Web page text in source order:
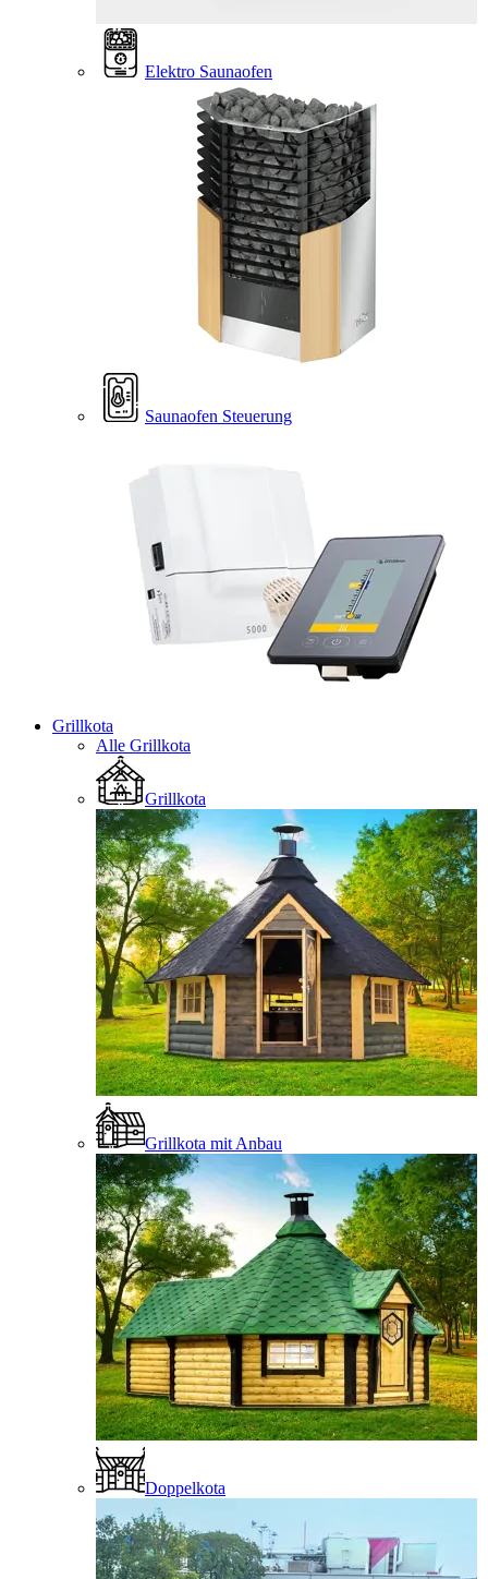
Elektro Saunaofen
Saunaofen Steuerung
Grillkota
Alle Grillkota
Grillkota
Grillkota mit Anbau
Doppelkota